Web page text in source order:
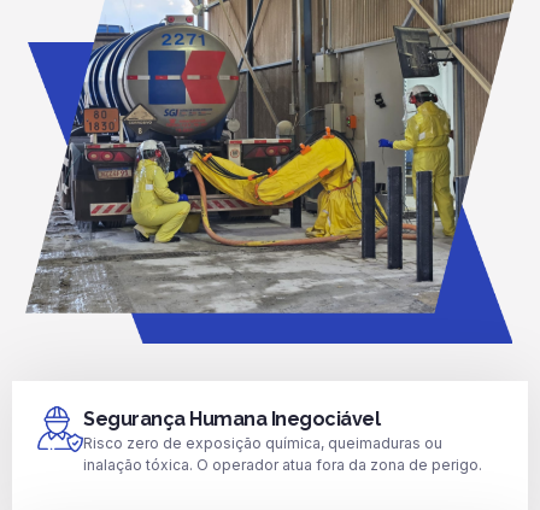
Segurança Humana Inegociável
Risco zero de exposição química, queimaduras ou
inalação tóxica. O operador atua fora da zona de perigo.